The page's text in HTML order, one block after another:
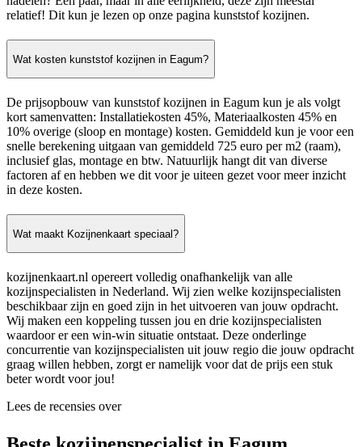
relatief! Dit kun je lezen op onze pagina kunststof kozijnen.
Wat kosten kunststof kozijnen in Eagum?
De prijsopbouw van kunststof kozijnen in Eagum kun je als volgt
kort samenvatten: Installatiekosten 45%, Materiaalkosten 45% en
10% overige (sloop en montage) kosten. Gemiddeld kun je voor een
snelle berekening uitgaan van gemiddeld 725 euro per m2 (raam),
inclusief glas, montage en btw. Natuurlijk hangt dit van diverse
factoren af en hebben we dit voor je uiteen gezet voor meer inzicht
in deze kosten.
Wat maakt Kozijnenkaart speciaal?
kozijnenkaart.nl opereert volledig onafhankelijk van alle
kozijnspecialisten in Nederland. Wij zien welke kozijnspecialisten
beschikbaar zijn en goed zijn in het uitvoeren van jouw opdracht.
Wij maken een koppeling tussen jou en drie kozijnspecialisten
waardoor er een win-win situatie ontstaat. Deze onderlinge
concurrentie van kozijnspecialisten uit jouw regio die jouw opdracht
graag willen hebben, zorgt er namelijk voor dat de prijs een stuk
beter wordt voor jou!
Lees de recensies over